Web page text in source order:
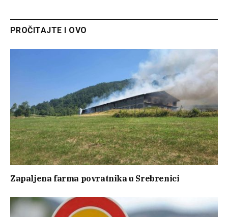
PROČITAJTE I OVO
Zapaljena farma povratnika u Srebrenici